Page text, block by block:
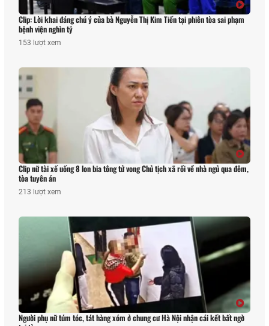
Clip: Lời khai đáng chú ý của bà Nguyễn Thị Kim Tiến tại phiên tòa sai phạm
bệnh viện nghìn tỷ
153 lượt xem
Clip nữ tài xế uống 8 lon bia tông tử vong Chủ tịch xã rồi về nhà ngủ qua đêm,
tòa tuyên án
213 lượt xem
Người phụ nữ túm tóc, tát hàng xóm ở chung cư Hà Nội nhận cái kết bất ngờ